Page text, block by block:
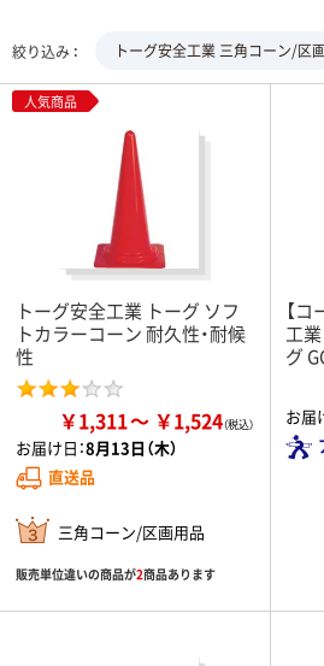
絞り込み トーグ安全工業 三角コーン/区
人気商品
トーグ安全工業 トーグ ソフ
トカラーコーン 耐久性・耐候
性
￥1,311 ￥1,524
お届け日：8月13日（木）
直送品
三角コーン/区画用品
販売単位違いの商品が2商品あります
【
工
グ
お届